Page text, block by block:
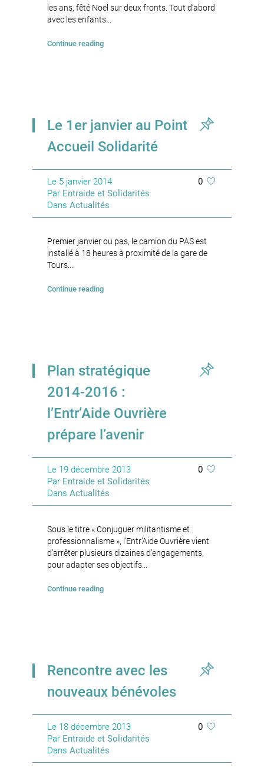
les ans, fêté Noël sur deux fronts. Tout d’abord
avec les enfants...
Continue reading
Le 1er janvier au Point
Accueil Solidarité
0
Le 5 janvier 2014
Par Entraide et Solidarités
Dans Actualités
Premier janvier ou pas, le camion du PAS est
installé à 18 heures à proximité de la gare de
Tours....
Continue reading
Plan stratégique
2014-2016 :
l’Entr’Aide Ouvrière
prépare l’avenir
0
Le 19 décembre 2013
Par Entraide et Solidarités
Dans Actualités
Sous le titre « Conjuguer militantisme et
professionnalisme », l’Entr’Aide Ouvrière vient
d’arrêter plusieurs dizaines d’engagements,
pour adapter ses objectifs...
Continue reading
Rencontre avec les
nouveaux bénévoles
0
Le 18 décembre 2013
Par Entraide et Solidarités
Dans Actualités